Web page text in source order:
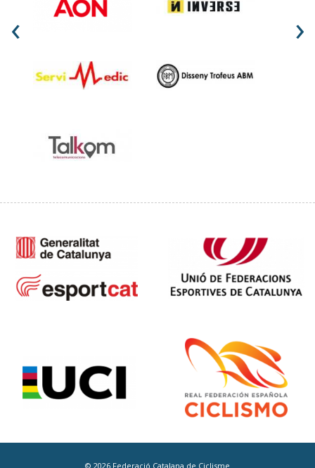
‹ ›
© 2026 Federació Catalana de Ciclisme